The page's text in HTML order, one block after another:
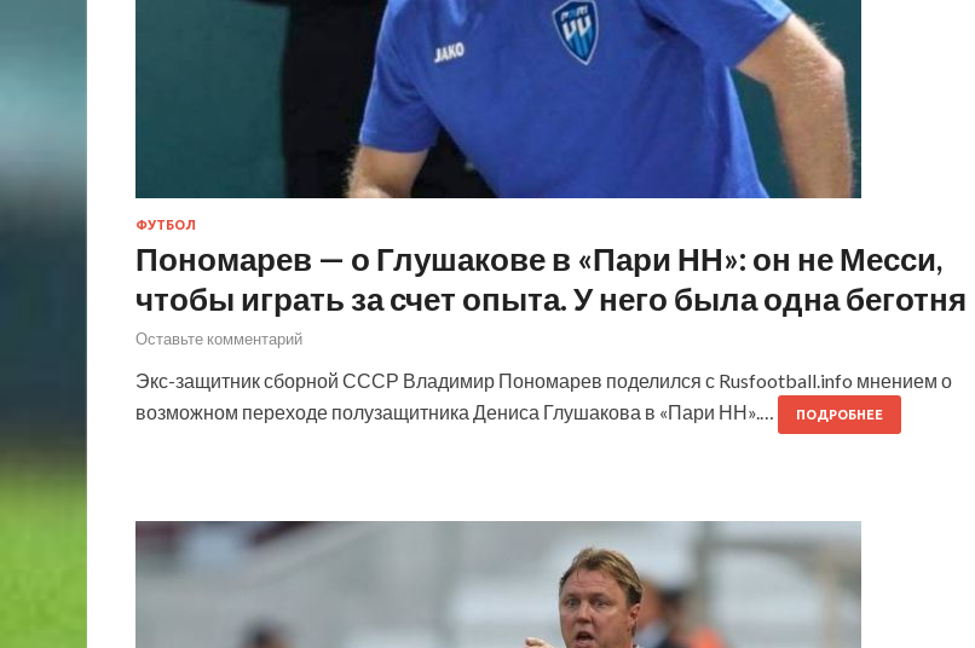
ФУТБОЛ
Пономарев — о Глушакове в «Пари НН»: он не Месси,
чтобы играть за счет опыта. У него была одна беготня
Оставьте комментарий
Экс-защитник сборной СССР Владимир Пономарев поделился с Rusfootball.info мнением о
возможном переходе полузащитника Дениса Глушакова в «Пари НН».…
ПОДРОБНЕЕ